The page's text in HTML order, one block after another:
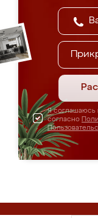
Я соглашаюсь
согласно